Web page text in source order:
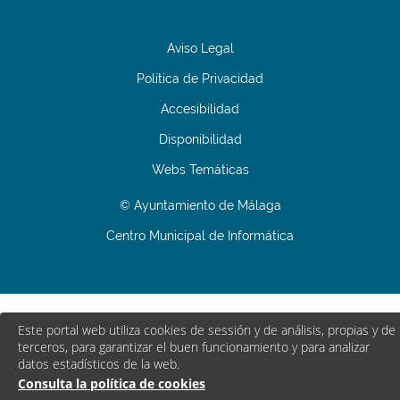
Este portal web utiliza cookies de sessión y de análisis, propias y de
terceros, para garantizar el buen funcionamiento y para analizar
datos estadísticos de la web.
Consulta la política de cookies
Aviso Legal
Política de Privacidad
Accesibilidad
Disponibilidad
Webs Temáticas
© Ayuntamiento de Málaga
Centro Municipal de Informática